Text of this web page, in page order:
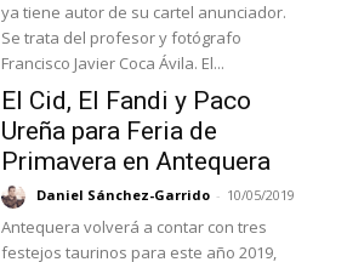
ya tiene autor de su cartel anunciador.
Se trata del profesor y fotógrafo
Francisco Javier Coca Ávila. El...
El Cid, El Fandi y Paco
Ureña para Feria de
Primavera en Antequera
Daniel Sánchez-Garrido - 10/05/2019
Antequera volverá a contar con tres
festejos taurinos para este año 2019,